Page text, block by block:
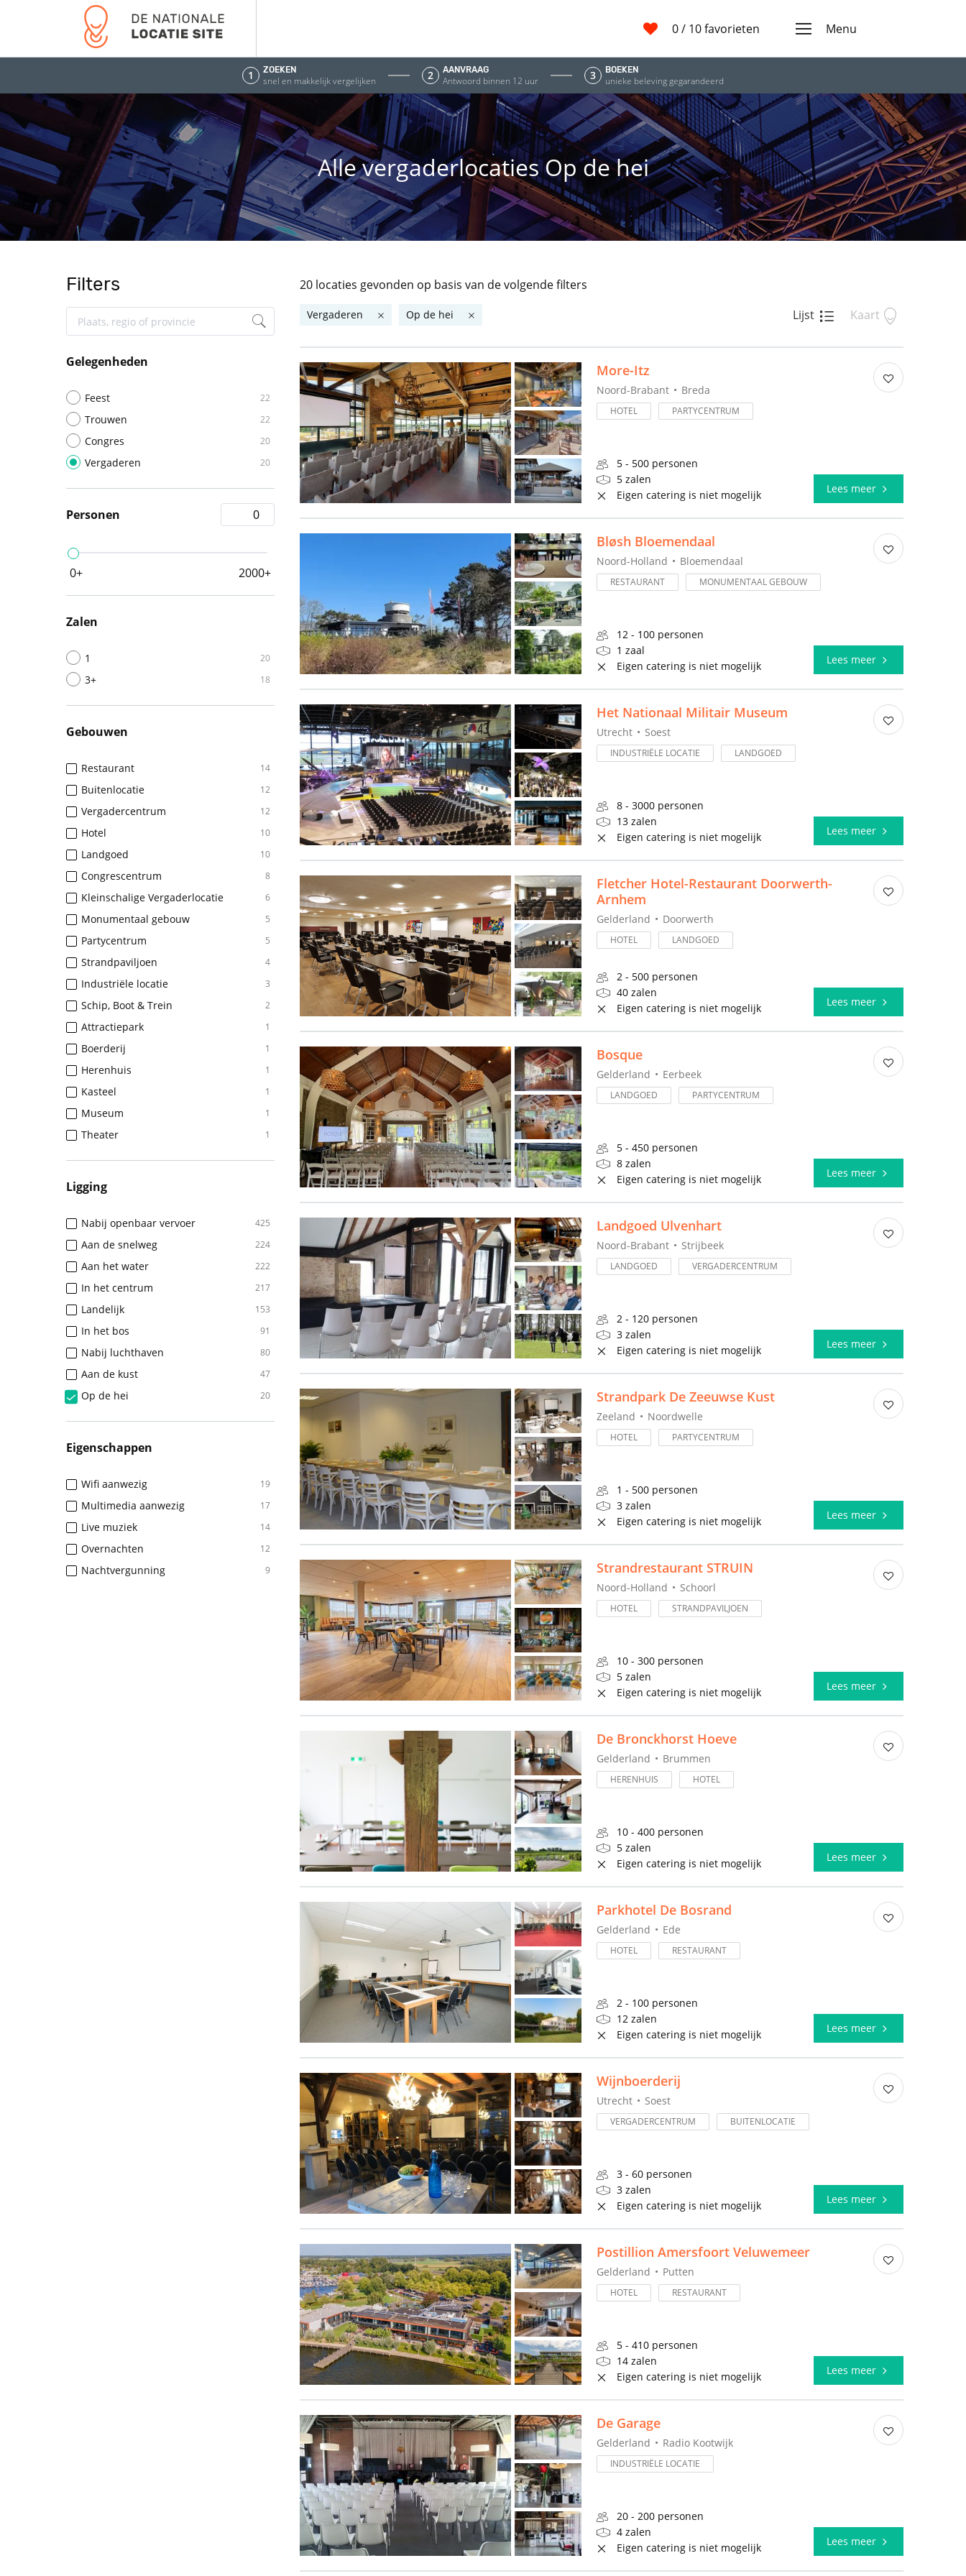
0/ 10 favorieten Menu
1 ZOEKEN
snel en makkelijk vergelijken 2 AANVRAAG
Antwoord binnen 12 uur 3 BOEKEN
unieke beleving gegarandeerd
Alle vergaderlocaties Op de hei
Filters
Gelegenheden
Feest 22
Trouwen 22
Congres 20
Vergaderen 20
Personen
0+ 2000+
Zalen
1 20
3+ 18
Gebouwen
Restaurant 14
Buitenlocatie 12
Vergadercentrum 12
Hotel 10
Landgoed 10
Congrescentrum 8
Kleinschalige Vergaderlocatie 6
Monumentaal gebouw 5
Partycentrum 5
Strandpaviljoen 4
Industriële locatie 3
Schip, Boot & Trein 2
Attractiepark 1
Boerderij 1
Herenhuis 1
Kasteel 1
Museum 1
Theater 1
Ligging
Nabij openbaar vervoer 425
Aan de snelweg 224
Aan het water 222
In het centrum 217
Landelijk 153
In het bos 91
Nabij luchthaven 80
Aan de kust 47
Op de hei 20
Eigenschappen
Wifi aanwezig 19
Multimedia aanwezig 17
Live muziek 14
Overnachten 12
Nachtvergunning 9
20 locaties gevonden op basis van de volgende filters
Vergaderen Op de hei Lijst Kaart
More-Itz
Noord-Brabant Breda
HOTEL PARTYCENTRUM
5 - 500 personen
5 zalen
Eigen catering is niet mogelijk
Lees meer
Bløsh Bloemendaal
Noord-Holland Bloemendaal
RESTAURANT MONUMENTAAL GEBOUW
12 - 100 personen
1 zaal
Eigen catering is niet mogelijk
Lees meer
Het Nationaal Militair Museum
Utrecht Soest
INDUSTRIËLE LOCATIE LANDGOED
8 - 3000 personen
13 zalen
Eigen catering is niet mogelijk
Lees meer
Fletcher Hotel-Restaurant Doorwerth-
Arnhem
Gelderland Doorwerth
HOTEL LANDGOED
2 - 500 personen
40 zalen
Eigen catering is niet mogelijk
Lees meer
Bosque
Gelderland Eerbeek
LANDGOED PARTYCENTRUM
5 - 450 personen
8 zalen
Eigen catering is niet mogelijk
Lees meer
Landgoed Ulvenhart
Noord-Brabant Strijbeek
LANDGOED VERGADERCENTRUM
2 - 120 personen
3 zalen
Eigen catering is niet mogelijk
Lees meer
Strandpark De Zeeuwse Kust
Zeeland Noordwelle
HOTEL PARTYCENTRUM
1 - 500 personen
3 zalen
Eigen catering is niet mogelijk
Lees meer
Strandrestaurant STRUIN
Noord-Holland Schoorl
HOTEL STRANDPAVILJOEN
10 - 300 personen
5 zalen
Eigen catering is niet mogelijk
Lees meer
De Bronckhorst Hoeve
Gelderland Brummen
HERENHUIS HOTEL
10 - 400 personen
5 zalen
Eigen catering is niet mogelijk
Lees meer
Parkhotel De Bosrand
Gelderland Ede
HOTEL RESTAURANT
2 - 100 personen
12 zalen
Eigen catering is niet mogelijk
Lees meer
Wijnboerderij
Utrecht Soest
VERGADERCENTRUM BUITENLOCATIE
3 - 60 personen
3 zalen
Eigen catering is niet mogelijk
Lees meer
Postillion Amersfoort Veluwemeer
Gelderland Putten
HOTEL RESTAURANT
5 - 410 personen
14 zalen
Eigen catering is niet mogelijk
Lees meer
De Garage
Gelderland Radio Kootwijk
INDUSTRIËLE LOCATIE
20 - 200 personen
4 zalen
Eigen catering is niet mogelijk
Lees meer